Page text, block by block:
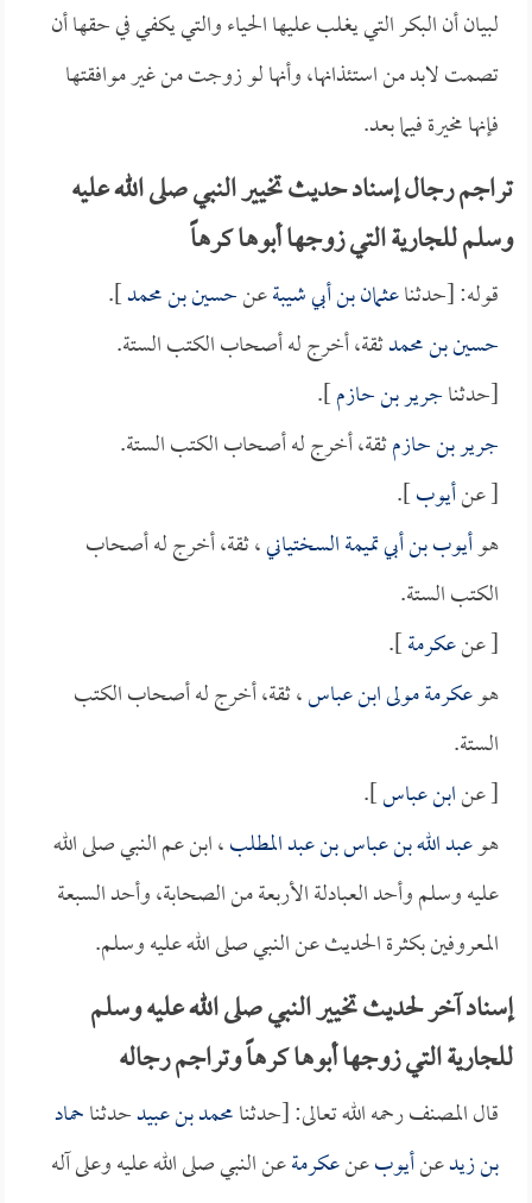
لبيان أن البكر التي يغلب عليها الحياء والتي يكفي في حقها أن
تصمت لابد من استئذانها، وأنها لو زوجت من غير موافقتها
فإنها مخيرة فيما بعد.
تراجم رجال إسناد حديث تخيير النبي صلى الله عليه
وسلم للجارية التي زوجها أبوها كرهاً
قوله: [حدثناعثمان بن أبي شيبةعنحسين بن محمد].
حسين بن محمدثقة، أخرج له أصحاب الكتب الستة.
[حدثناجرير بن حازم].
جرير بن حازمثقة، أخرج له أصحاب الكتب الستة.
[ عنأيوب].
هوأيوب بن أبي تميمة السختياني، ثقة، أخرج له أصحاب
الكتب الستة.
[ عنعكرمة].
هوعكرمة مولى ابن عباس، ثقة، أخرج له أصحاب الكتب
الستة.
[ عنابن عباس].
هوعبد الله بن عباس بن عبد المطلب، ابن عم النبي صلى الله
عليه وسلم وأحد العبادلة الأربعة من الصحابة، وأحد السبعة
المعروفين بكثرة الحديث عن النبي صلى الله عليه وسلم.
إسناد آخر لحديث تخيير النبي صلى الله عليه وسلم
للجارية التي زوجها أبوها كرهاً وتراجم رجاله
قال المصنف رحمه الله تعالى: [حدثنامحمد بن عبيدحدثناحماد
بن زيدعنأيوبعنعكرمةعن النبي صلى الله عليه وعلى آله